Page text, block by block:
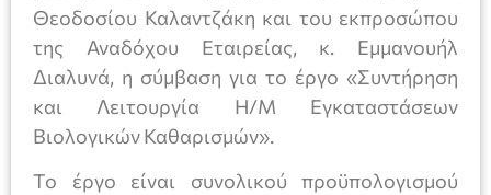
Θεοδοσίου Καλαντζάκη και του εκπροσώπου
της Αναδόχου Εταιρείας, κ. Εμμανουήλ
Διαλυνά, η σύμβαση για το έργο «Συντήρηση
και Λειτουργία Η/Μ Εγκαταστάσεων
Βιολογικών Καθαρισμών».
Το έργο είναι συνολικού προϋπολογισμού